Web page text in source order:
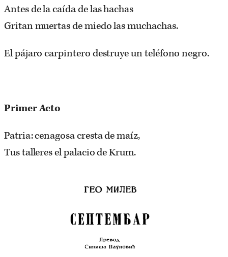
Antes de la caída de las hachas
Gritan muertas de miedo las muchachas.
El pájaro carpintero destruye un teléfono negro.
Primer Acto
Patria: cenagosa cresta de maíz,
Tus talleres el palacio de Krum.